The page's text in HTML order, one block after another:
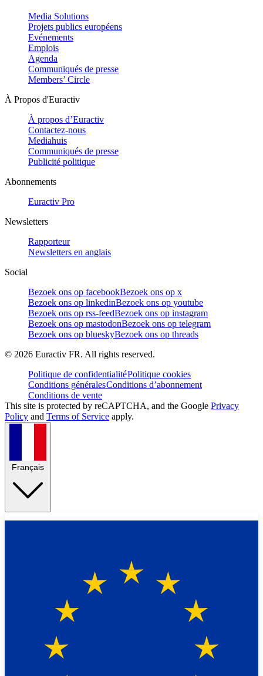
Media Solutions
Projets publics européens
Evénements
Emplois
Agenda
Communiqués de presse
Members’ Circle
À Propos d'Euractiv
À propos d’Euractiv
Contactez-nous
Mediahuis
Communiqués de presse
Publicité politique
Abonnements
Euractiv Pro
Newsletters
Rapporteur
Newsletters en anglais
Social
Bezoek ons op facebookBezoek ons op x
Bezoek ons op linkedinBezoek ons op youtube
Bezoek ons op rss-feedBezoek ons op instagram
Bezoek ons op mastodonBezoek ons op telegram
Bezoek ons op blueskyBezoek ons op threads
© 2026 Euractiv FR. All rights reserved.
Politique de confidentialitéPolitique cookies
Conditions généralesConditions d’abonnement
Conditions de vente
This site is protected by reCAPTCHA, and the Google Privacy
Policy and Terms of Service apply.
Français